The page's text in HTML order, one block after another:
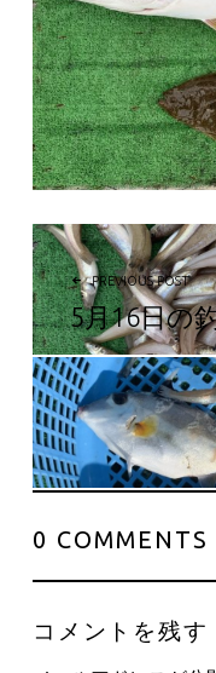
投稿ナビゲーション
PREVIOUS POST
5月16日の
0 COMMENTS
コメントを残す